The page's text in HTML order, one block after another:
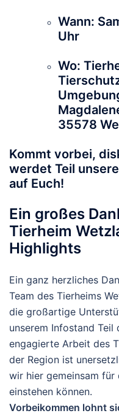
Wann:
Uhr
Wo:
35578
Kommt vorbei,
werdet Teil
auf Euch!
Ein großes
Tierheim
Highlights
Ein ganz herzliches
Team des Tierheims
die großartige
unserem Infostand Teil
engagierte Arbeit des
der Region ist
wir hier gemeinsam für
einstehen können.
Vorbeikommen lohnt